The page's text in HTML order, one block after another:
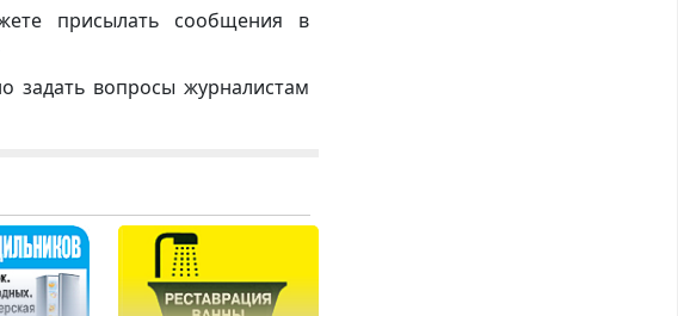
присылать сообщения в
задать вопросы журналистам